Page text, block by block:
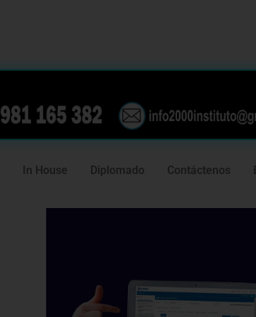
In House Diplomado Contáctenos